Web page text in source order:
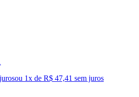
ou 1x de R$ 47,41 sem juros